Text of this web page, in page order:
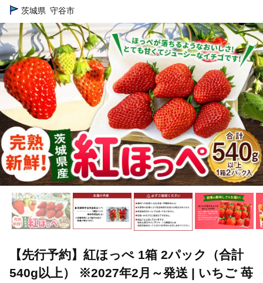
TOP
TOP 日用品・雑貨 【先行予約】紅ほっぺ 1箱 2パック（合計
茨城県 守谷市
【先行予約】紅ほっぺ 1箱 2パック（合計
540g以上） ※2027年2月～発送 | いちご 苺